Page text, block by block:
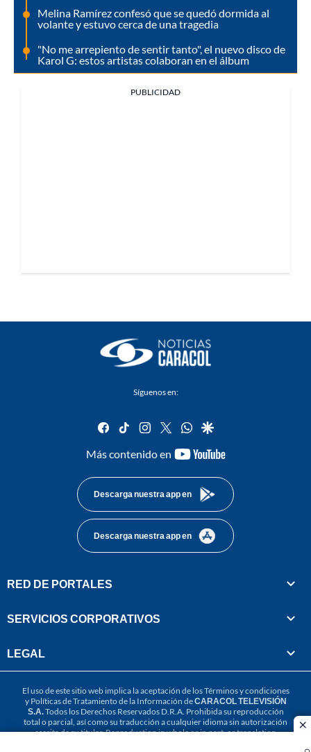
Melina Ramírez confesó que se quedó dormida al
volante y estuvo cerca de una tragedia
"No me arrepiento de sentir tanto", el nuevo disco de
Karol G: estos artistas colaboran en el álbum
PUBLICIDAD
Síguenos en:
facebook
tiktok instagram
twitterwhatsapp
google
Más contenido en
youtube-
Descarga nuestra app en
Descarga nuestra app en
RED DE PORTALES
SERVICIOS CORPORATIVOS
LEGAL
El uso de este sitio web implica la aceptación de losTérminos y condiciones
y Políticas de Tratamiento de la Información deCARACOL TELEVISIÓN
S.A.Todos los Derechos Reservados D.R.A. Prohibida su reproducción
total o parcial, así como su traducción a cualquier idioma sin autorización
escrita de su titular. Reproduction in whole or in part, or translation